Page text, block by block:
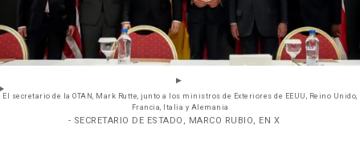
El secretario de la OTAN, Mark Rutte, junto a los ministros de Exteriores de EEUU, Reino Unido,
Francia, Italia y Alemania
- SECRETARIO DE ESTADO, MARCO RUBIO, EN X